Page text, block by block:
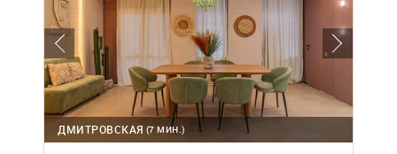
(7 МИН.)
ДМИТРОВСКАЯ